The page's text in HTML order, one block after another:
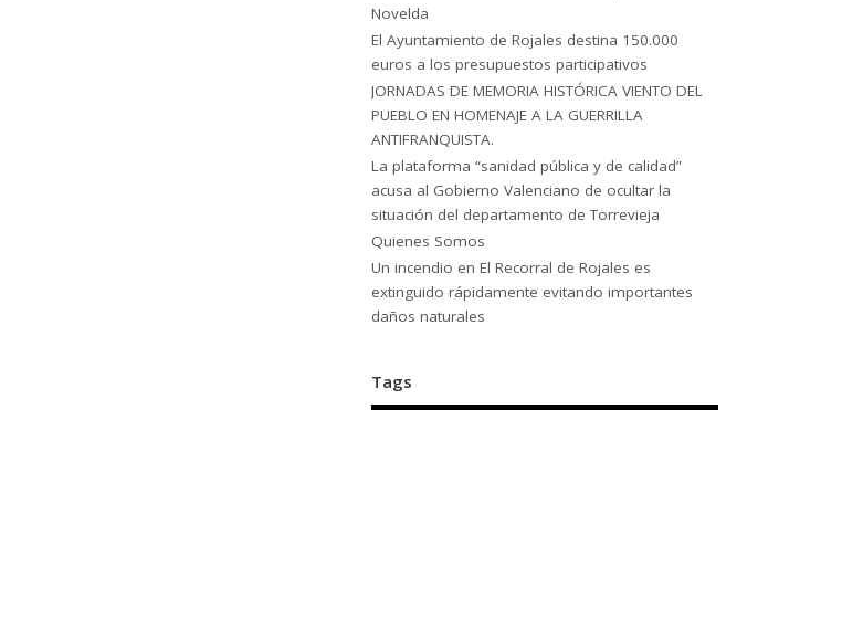
Novelda
El Ayuntamiento de Rojales destina 150.000
euros a los presupuestos participativos
JORNADAS DE MEMORIA HISTÓRICA VIENTO DEL
PUEBLO EN HOMENAJE A LA GUERRILLA
ANTIFRANQUISTA.
La plataforma “sanidad pública y de calidad”
acusa al Gobierno Valenciano de ocultar la
situación del departamento de Torrevieja
Quienes Somos
Un incendio en El Recorral de Rojales es
extinguido rápidamente evitando importantes
daños naturales
Tags